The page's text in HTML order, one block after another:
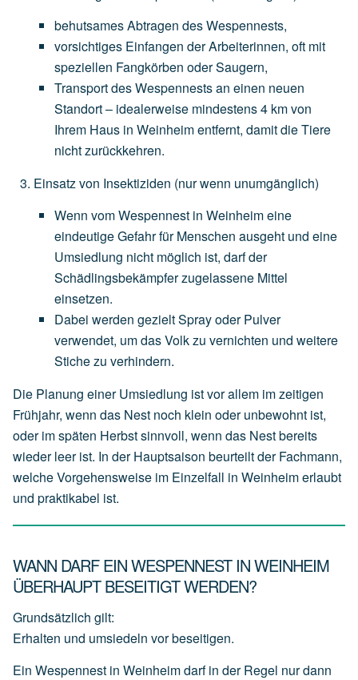
behutsamesAbtragen desWespennests,
vorsichtiges Einfangen derArbeiterinnen, oft mit
speziellen Fangkörben oderSaugern,
TransportdesWespennestsan einen neuen
Standort– idealerweise mindestens4 kmvon
Ihrem Haus in Weinheimentfernt, damitdieTiere
nichtzurückkehren.
Einsatz von Insektiziden (nurwenn unumgänglich)
Wenn vomWespennest in Weinheimeine
eindeutigeGefahrfür Menschen ausgeht und eine
Umsiedlung nicht möglich ist, darfder
Schädlingsbekämpferzugelassene Mittel
einsetzen.
Dabei werden gezieltSprayoder Pulver
verwendet, umdasVolkzu vernichten und weitere
Stichezu verhindern.
Die Planung einer Umsiedlung ist vor allem im zeitigen
Frühjahr, wenn das Nest noch klein oder unbewohnt ist,
oder im späten Herbst sinnvoll, wenn das Nest bereits
wieder leer ist. In der Hauptsaison beurteilt der Fachmann,
welche Vorgehensweise im Einzelfall in Weinheim erlaubt
und praktikabel ist.
WANN DARF EIN WESPENNEST IN WEINHEIM
ÜBERHAUPT BESEITIGT WERDEN?
Grundsätzlich gilt:
Erhalten und umsiedeln vor beseitigen.
Ein Wespennest in Weinheim darf in der Regel nur dann